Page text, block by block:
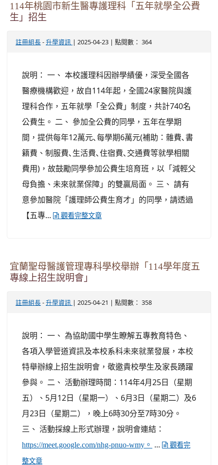
114年桃園市新生醫專護理科「五年就學全公費
生」招生
註冊組長 - 升學資訊 | 2025-04-23 | 點閱數： 364
說明： 一、 本校護理科因辦學績優，深受全國各
醫療機構歡迎，故自114年起，全國24家醫院與護
理科合作，五年就學「全公費」制度，共計740名
公費生。 二、 參加全公費的同學，五年在學期
間，提供每年12萬元､每學期6萬元(補助：雜費､書
籍費、制服費､生活費､住宿費､交通費等就學相關
費用)，故鼓勵同學參加公費生培育班，以「減輕父
母負擔、未來就業保障」的雙贏局面。 三、 請有
意參加醫院「護理師公費生育才」的同學，請透過
【五專...
觀看完整文章
宜蘭聖母醫護管理專科學校舉辦「114學年度五
專線上招生說明會」
註冊組長 - 升學資訊 | 2025-04-21 | 點閱數： 358
說明： 一、 為協助國中學生瞭解五專教育特色、
各項入學管道資訊及本校系科未來就業發展，本校
特舉辦線上招生說明會，敬邀貴校學生及家長踴躍
參與。 二、 活動辦理時間：114年4月25日（星期
五）、5月12日（星期一）、6月3日（星期二）及6
月23日（星期二），晚上6時30分至7時30分。
三、 活動採線上形式辦理，說明會連結：
https://meet.google.com/nhg-pnuo-wmy。 ... 觀看完
整文章